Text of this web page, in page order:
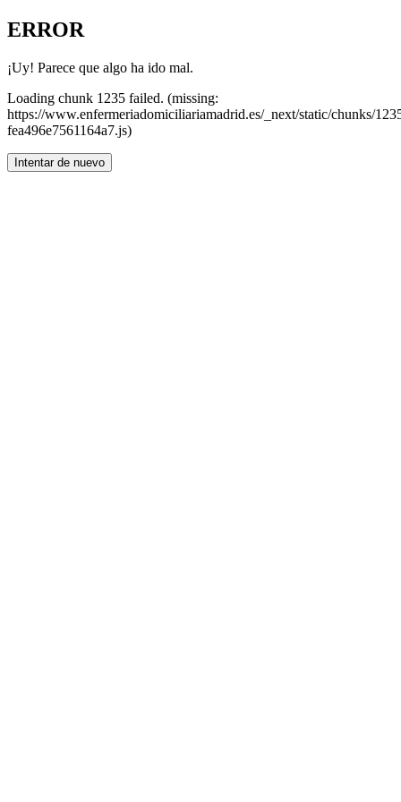
ERROR
¡Uy! Parece que algo ha ido mal.
Loading chunk 1235 failed. (missing:
https://www.enfermeriadomiciliariamadrid.es/_next/static/chunks/
fea496e7561164a7.js)
Intentar de nuevo